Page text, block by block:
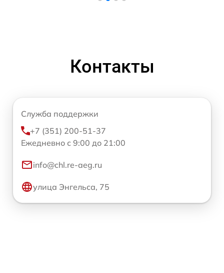
Контакты
Служба поддержки
+7 (351) 200-51-37
Ежедневно с 9:00 до 21:00
info@chl.re-aeg.ru
улица Энгельса, 75